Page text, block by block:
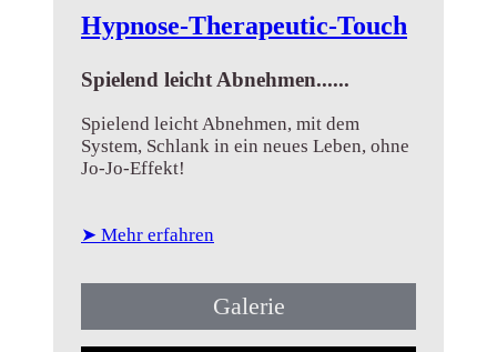
Hypnose-Therapeutic-Touch
Spielend leicht Abnehmen......
Spielend leicht Abnehmen, mit dem
System, Schlank in ein neues Leben, ohne
Jo-Jo-Effekt!
➤ Mehr erfahren
Galerie